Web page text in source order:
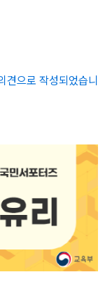
으로 작성되었습니